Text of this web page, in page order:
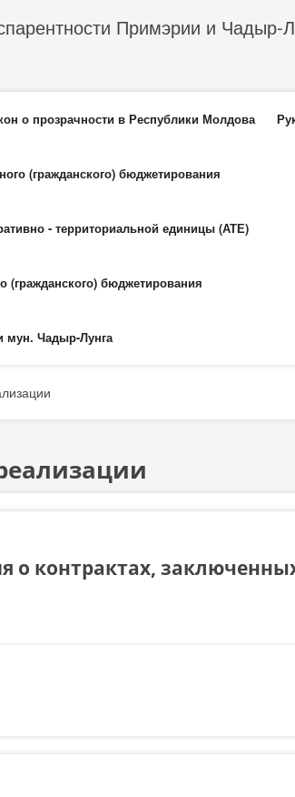
Примэрии и Чадыр-
о прозрачности в Республики Молдова
(гражданского) бюджетирования
- территориальной единицы (АТЕ)
(гражданского) бюджетирования
мун. Чадыр-Лунга
о контрактах,